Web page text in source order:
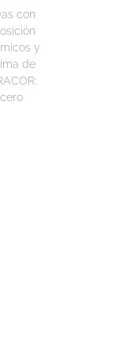
con
y
de